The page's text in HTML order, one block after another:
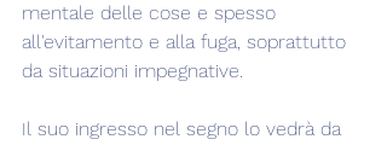
mentale delle cose e spesso
all'evitamento e alla fuga, soprattutto
da situazioni impegnative.
Il suo ingresso nel segno lo vedrà da